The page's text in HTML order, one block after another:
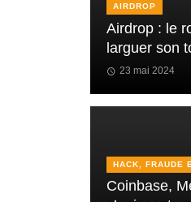
AIRDROP
Airdrop : le
larguer son
23 mai 2024
HACK, FRAUDE
Coinbase,